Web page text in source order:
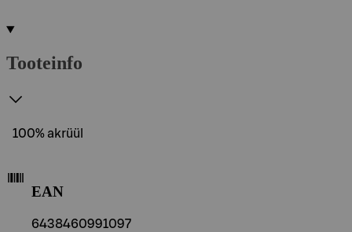
Tooteinfo
100% akrüül
EAN
6438460991097